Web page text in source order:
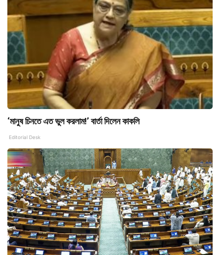
‘মানুষ চিনতে এত ভুল করলাম!’ বার্তা দিলেন কাকলি
Editorial Desk